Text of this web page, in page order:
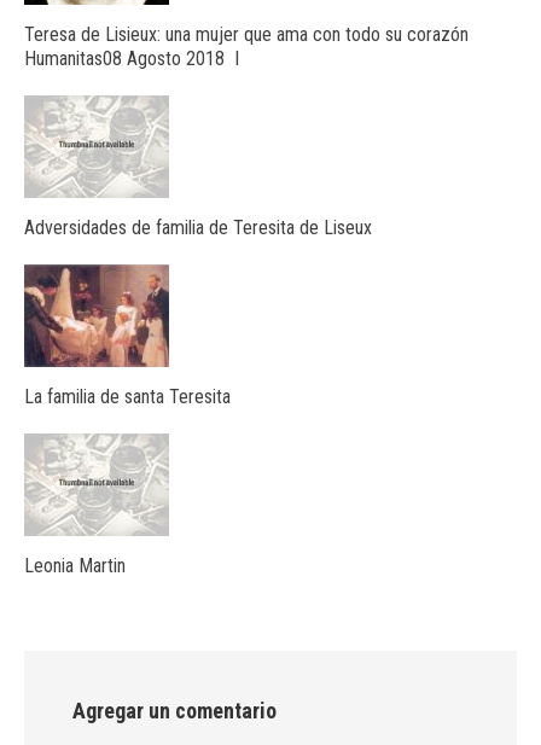
Teresa de Lisieux: una mujer que ama con todo su corazón
Humanitas08 Agosto 2018 I
Adversidades de familia de Teresita de Liseux
La familia de santa Teresita
Leonia Martin
Agregar un comentario